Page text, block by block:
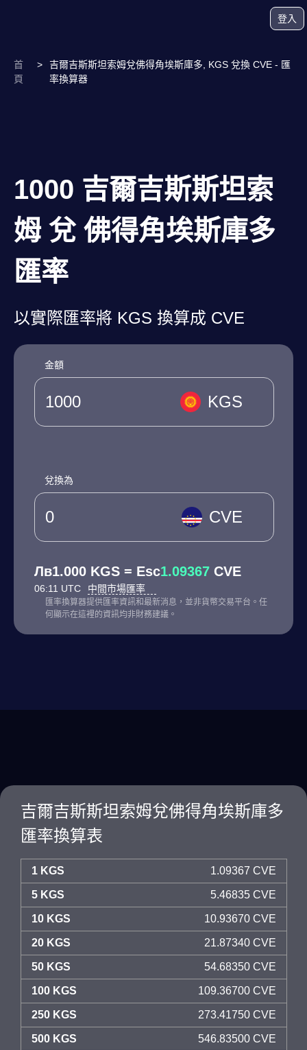
登入
首
頁
>
吉爾吉斯斯坦索姆兌佛得角埃斯庫多, KGS 兌換 CVE - 匯
率換算器
1000 吉爾吉斯斯坦索
姆 兌 佛得角埃斯庫多
匯率
以實際匯率將 KGS 換算成 CVE
金額
KGS
兌換為
CVE
Лв1.000 KGS = Esc1.09367 CVE
06:11 UTC 中間市場匯率
匯率換算器提供匯率資訊和最新消息，並非貨幣交易平台。任
何顯示在這裡的資訊均非財務建議。
吉爾吉斯斯坦索姆兌佛得角埃斯庫多
匯率換算表
1 KGS 1.09367 CVE
5 KGS 5.46835 CVE
10 KGS 10.93670 CVE
20 KGS 21.87340 CVE
50 KGS 54.68350 CVE
100 KGS 109.36700 CVE
250 KGS 273.41750 CVE
500 KGS 546.83500 CVE